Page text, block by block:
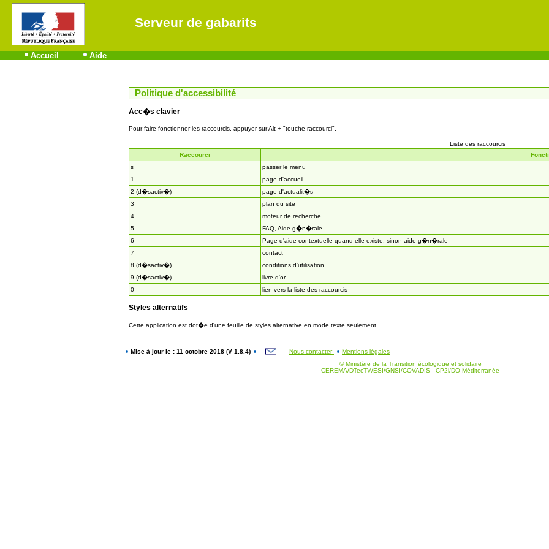
Serveur de gabarits
Accueil Aide
Politique d'accessibilité
Acc�s clavier
Pour faire fonctionner les raccourcis, appuyer sur Alt + "touche raccourci".
Liste des raccourcis
Raccourci
s
passer le menu
1
page d'accueil
2 (d�sactiv�)
page d'actualit�s
3
plan du site
4
moteur de recherche
5
FAQ, Aide g�n�rale
6
Page d'aide contextuelle quand elle existe, sinon aide g�n�rale
7
contact
8 (d�sactiv�)
conditions d'utilisation
9 (d�sactiv�)
livre d'or
0
lien vers la liste des raccourcis
Styles alternatifs
Cette application est dot�e d'une feuille de styles alternative en mode texte seulement.
Mise à jour le : 11 octobre 2018 (V 1.8.4) Nous contacter
Mentions légales
© Ministère de la Transition écologique et solidaire
CEREMA/DTecTV/ESI/GNSI/COVADIS - CP2i/DO Méditerranée